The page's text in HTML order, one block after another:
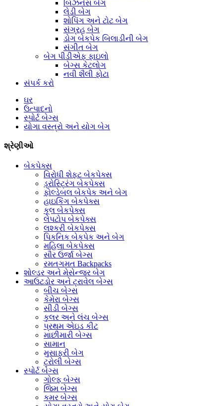
બિઝનેસ બેગ
લેડી બેગ
શોપિંગ અને ટોટ બેગ
સંગ્રહ બેગ
ડોગ બેકપેક બિલાડીની બેગ
સંગીત બેગ
બેગ પીડીએફ ફાઇલો
બેગ્સ કેટલોગ
નવી શૈલી ફોટા
સંપર્ક કરો
ઘર
ઉત્પાદનો
સ્પોર્ટ બેગ્સ
યોગા વસ્ત્રો અને યોગ બેગ
શ્રેણીઓ
બેકપેક્સ
વિરોધી શેફ્ટ બેકપેક્સ
ડ્રોસ્ટ્રિંગ બેકપેક્સ
ફોલ્ડેબલ બેકપેક અને બેગ
હાઇકિંગ બેકપેક્સ
કૂલ બેકપેક્સ
લેપટોપ બેકપેક્સ
લશ્કરી બેકપેક્સ
પિકનિક બેકપેક અને બેગ
મહિલા બેકપેક્સ
સૌર ઉર્જા બેગ્સ
રમતગમત Backpacks
શોલ્ડર અને મેસેન્જર બેગ
આઉટડોર અને ટ્રાવેલ બેગ્સ
બીચ બેગ્સ
કેમેરા બેગ્સ
સીડી બેગ્સ
કુલર અને લંચ બેગ્સ
પ્રથમ એઇડ કીટ
માછીમારી બેગ્સ
સામાન
મુસાફરી બેગ
ટ્રોલી બેગ્સ
સ્પોર્ટ બેગ્સ
ગોલ્ફ બેગ્સ
જિમ બેગ્સ
કમર બેગ્સ